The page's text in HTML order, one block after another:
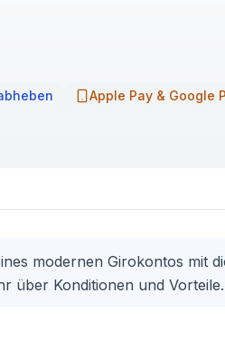
Apple Pay & Google
modernen Girokontos mit
über Konditionen und Vorteile.